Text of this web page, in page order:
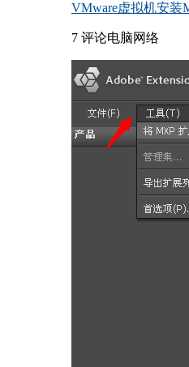
VMware虚拟机安装
7 评论电脑网络